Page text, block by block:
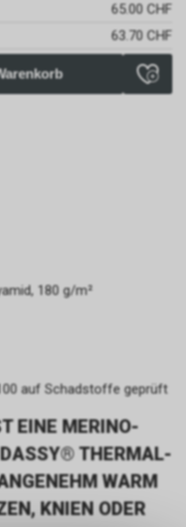
65.00 CHF
63.70 CHF
180 g/m²
auf Schadstoffe geprüft
EINE MERINO-
THERMAL-
WARM
KNIEN ODER